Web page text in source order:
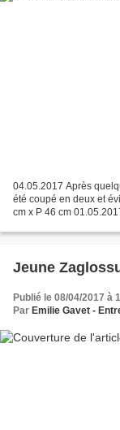
04.05.2017 Après
été coupé en deux et
cm x P 46 cm
Jeune
Publié le 08/04/2017 à
Par Emilie Gavet -